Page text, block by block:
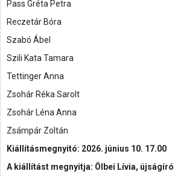
Pass Gréta Petra
Reczetár Bóra
Szabó Ábel
Szili Kata Tamara
Tettinger Anna
Zsohár Réka Sarolt
Zsohár Léna Anna
Zsámpár Zoltán
Kiállításmegnyitó: 2026. június 10. 17.00
A kiállítást megnyitja: Ölbei Lívia, újságíró